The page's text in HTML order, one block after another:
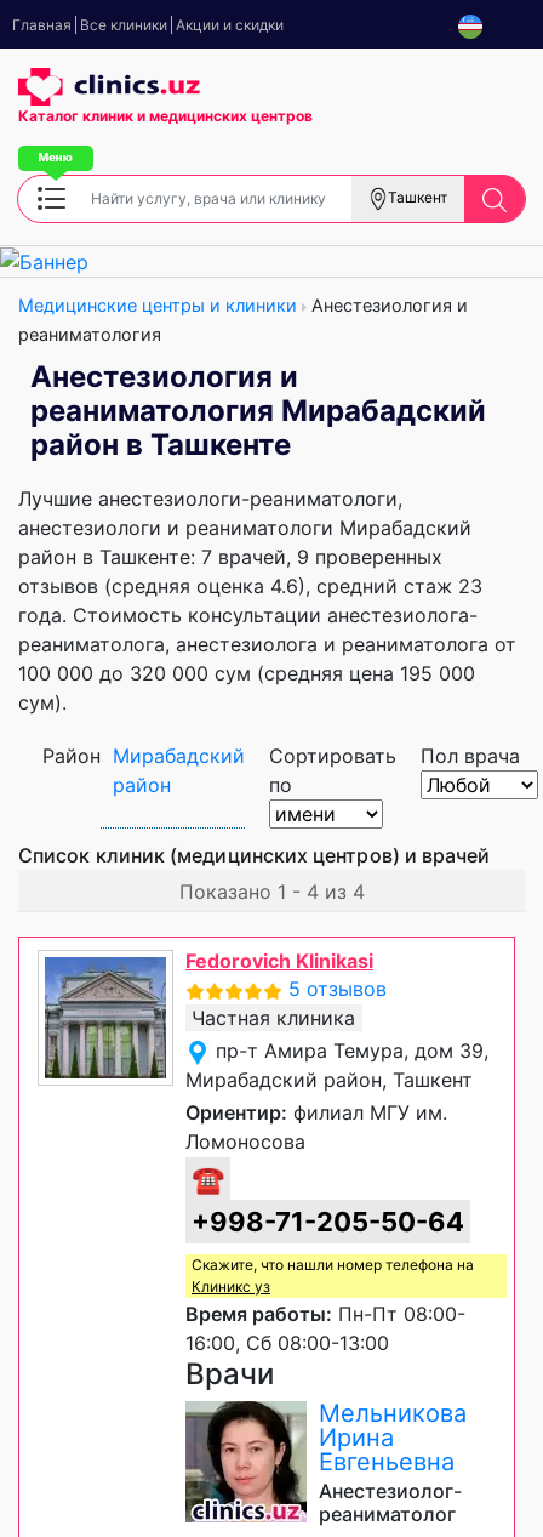
Главная Все клиники Акции и скидки
Каталог клиник и медицинских центров
Ташкент
Медицинские центры и клиники
Анестезиология и
реаниматология
Анестезиология и
реаниматология Мирабадский
район в Ташкенте
Лучшие анестезиологи-реаниматологи,
анестезиологи и реаниматологи Мирабадский
район в Ташкенте: 7 врачей, 9 проверенных
отзывов (средняя оценка 4.6), cредний стаж 23
года. Стоимость консультации анестезиолога-
реаниматолога, анестезиолога и реаниматолога от
100 000 до 320 000 сум (средняя цена 195 000
сум).
Район Мирабадский
район
Сортировать
по
Пол врача
Список клиник (медицинских центров) и врачей
Показано 1 - 4 из 4
Fedorovich Klinikasi
5 отзывов
Частная клиника
пр-т Амира Темура, дом 39,
Мирабадский район, Ташкент
Ориентир: филиал МГУ им.
Ломоносова
☎
+998-71-205-50-64
Скажите, что нашли номер телефона на
Клиникс уз
Время работы: Пн-Пт 08:00-
16:00, Сб 08:00-13:00
Врачи
Мельникова
Ирина
Евгеньевна
Анестезиолог-
реаниматолог